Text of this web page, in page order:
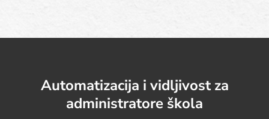
Automatizacija i vidljivost za
administratore škola